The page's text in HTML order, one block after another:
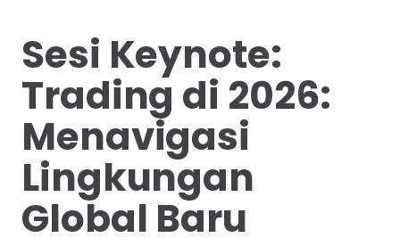
Sesi Keynote:
Trading di 2026:
Menavigasi
Lingkungan
Global Baru